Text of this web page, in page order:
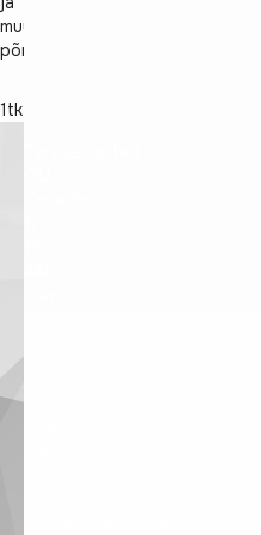
muud
põnevat.
1tk